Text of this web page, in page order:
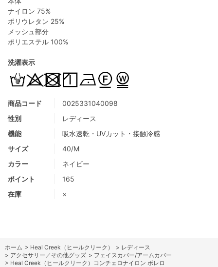
商品コード
0025331040098
性別
レディース
機能
吸水速乾・UVカット・接触冷感
サイズ
40/M
カラー
ネイビー
ポイント
165
在庫
×
ナイロン 75%
ポリウレタン 25%
メッシュ部分
ポリエステル 100%
洗濯表示
ホーム > Heal Creek（ヒールクリーク） > レディース
> アクセサリー／その他グッズ > フェイスカバー/アームカバー
> Heal Creek（ヒールクリーク）コンチェロナイロン ボレロ